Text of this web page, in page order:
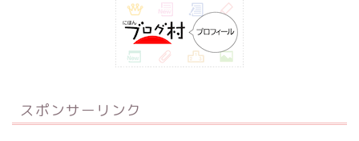
スポンサーリンク